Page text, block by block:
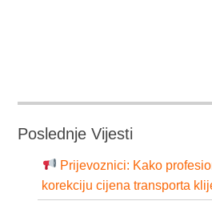
Poslednje Vijesti
Prijevoznici: Kako
korekciju cijena transporta